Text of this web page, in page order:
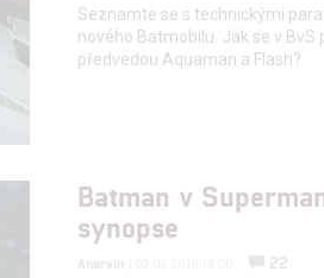
Seznamte se s technickými
nového Batmobilu. Jak se v BvS
předvedou Aquaman a Flash?
Batman v
synopse
Anarvin
22
bezpečnosti, předcházení a
zobrazování reklamy a obsahu